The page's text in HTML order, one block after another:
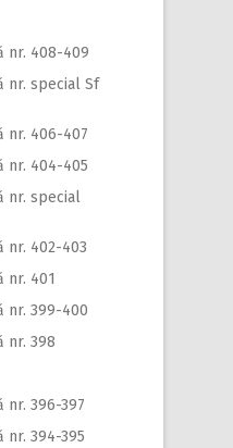
nr. 408-409
nr. special Sf
nr. 406-407
nr. 404-405
nr. special
nr. 402-403
nr. 401
nr. 399-400
nr. 398
nr. 396-397
nr. 394-395